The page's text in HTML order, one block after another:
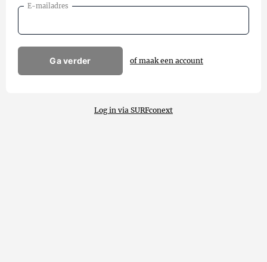
E-mailadres
Ga verder of maak een account
Log in via SURFconext